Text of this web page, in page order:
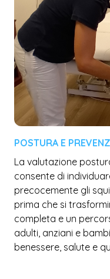
POSTURA E
La valutazione
consente di
precocemente gli
prima che si
completa e un
adulti, anziani e
benessere, salute e